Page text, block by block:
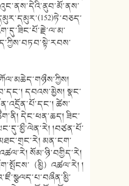
དབའས་མྱེས། སྣང་
ཚེས་
དེང་ཕན་ཆད། ཟིང་
།བཙན་པོ་
མན་ངག་
སོམ་ཉི་བགྱིད་རེ།
（མྱི）འཚལ་རེ། །